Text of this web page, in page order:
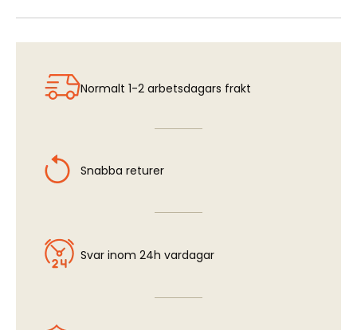
Normalt 1-2 arbetsdagars frakt
Snabba returer
Svar inom 24h vardagar